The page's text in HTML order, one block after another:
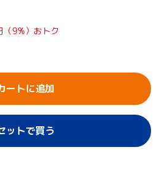
9%）おトク
ートに追加
ットで買う